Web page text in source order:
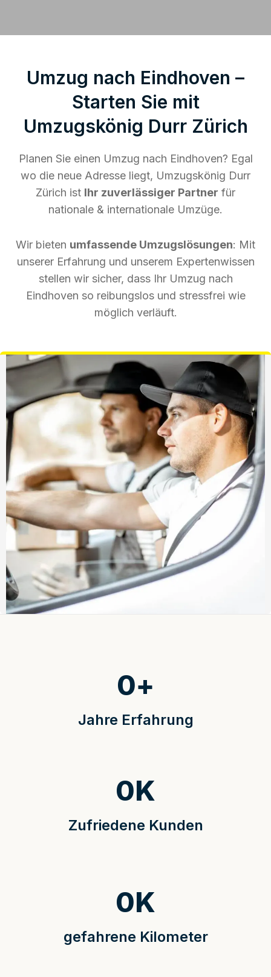
Umzug nach Eindhoven –
Starten Sie mit
Umzugskönig Durr Zürich
Planen Sie einen Umzug nach Eindhoven? Egal
wo die neue Adresse liegt, Umzugskönig Durr
Zürich ist Ihr zuverlässiger Partner für
nationale & internationale Umzüge.
Wir bieten umfassende Umzugslösungen: Mit
unserer Erfahrung und unserem Expertenwissen
stellen wir sicher, dass Ihr Umzug nach
Eindhoven so reibungslos und stressfrei wie
möglich verläuft.
Jahre Erfahrung
0+
Zufriedene Kunden
0K
gefahrene Kilometer
0K